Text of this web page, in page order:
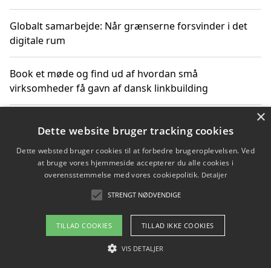
Globalt samarbejde: Når grænserne forsvinder i det
digitale rum
Book et møde og find ud af hvordan små
virksomheder få gavn af dansk linkbuilding
får du indgår et samarbejde
Hold et møde med en WordPress ekspert og vælg den
mest professionelle til at vedligeholde din løsning
Copyright 2026 - Pilanto Aps
Om / kontakt
×
Dette website bruger tracking cookies
Dette websted bruger cookies til at forbedre brugeroplevelsen. Ved
at bruge vores hjemmeside accepterer du alle cookies i
overensstemmelse med vores cookiepolitik. Detaljer
STRENGT NØDVENDIGE
TILLAD COOKIES TILLAD IKKE COOKIES
VIS DETALJER